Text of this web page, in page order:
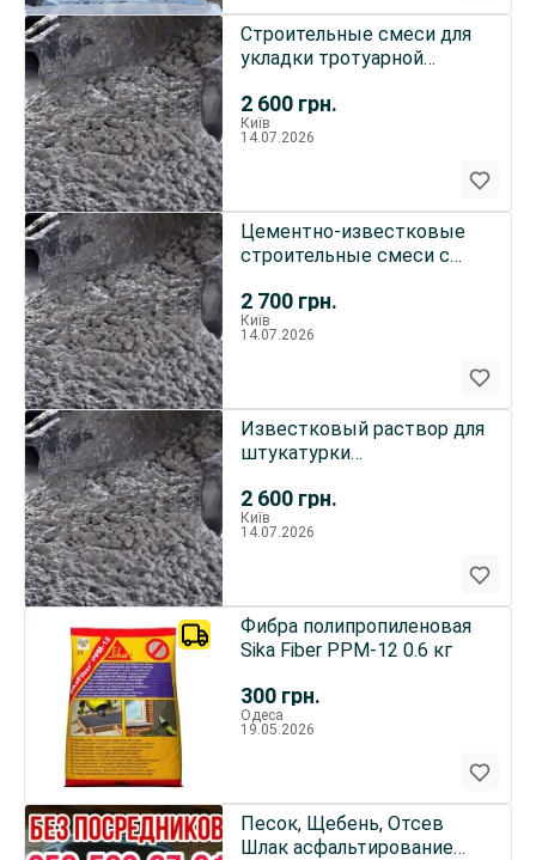
2 600 грн.
Строительные смеси для
укладки тротуарной
миксером
Київ
14.07.2026
2 700 грн.
Цементно-известковые
строительные смеси с
Київ
14.07.2026
2 600 грн.
Известковый раствор для
штукатурки
Київ
14.07.2026
300 грн.
Фибра полипропиленовая
Sika Fiber PPM-12 0.6 кг
Одеса
19.05.2026
Песок, Щебень, Отсев
Шлак асфальтирование